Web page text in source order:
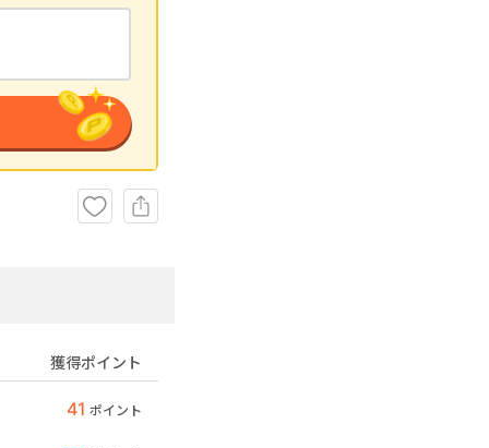
獲得ポイント
41 ポイント